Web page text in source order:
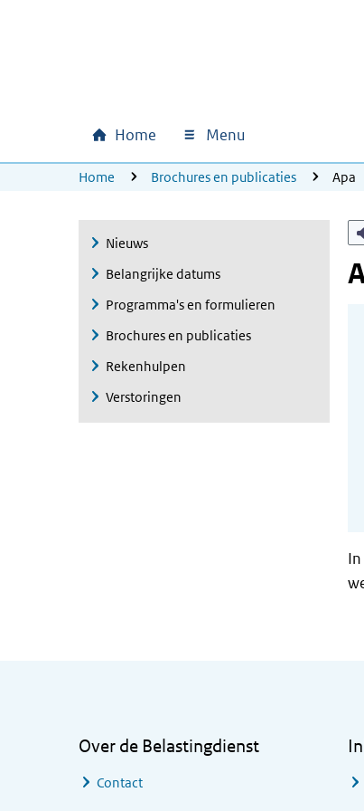
Hoofdnavigatie
Home Menu
U bevindt zich hier:
Home Brochures en publicaties Apa
Nieuws
Belangrijke datums
Programma's en formulieren
Brochures en publicaties
Rekenhulpen
Verstoringen
Over de Belastingdienst
Contact